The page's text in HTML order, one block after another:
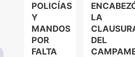
POLICÍAS
Y
MANDOS
POR
FALTA
LA
DEL